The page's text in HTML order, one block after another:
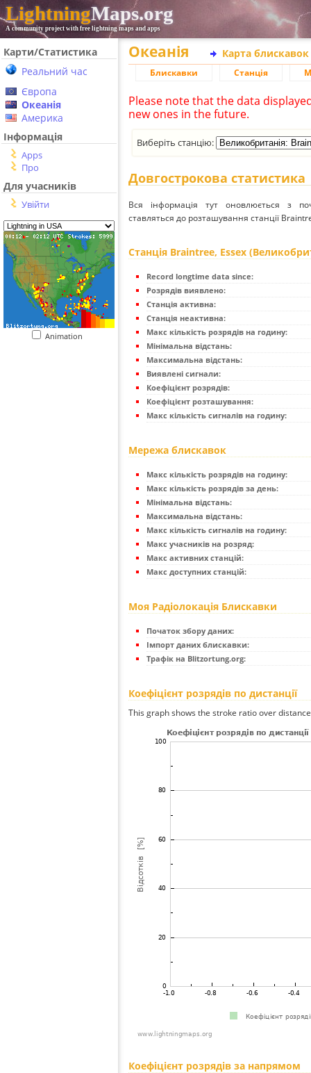
LightningMaps.org
A community project with free lightning maps and apps
Карти/Статистика
Реальний час
Європа
Океанія
Америка
Інформація
Apps
Про
Для учасників
Увійти
Animation
Океанія Карта
Блискавки Станція
Please note that the data
new ones in the future.
Виберіть станцію:
Довгострокова статистика
Вся інформація тут оновлюється з
ставляться до розташування станції
Станція Braintree, Essex
Record longtime data since:
Розрядів виявлено:
Станція активна:
Станція неактивна:
Макс кількість розрядів на годину:
Мінімальна відстань:
Максимальна відстань:
Виявлені сигнали:
Коефіцієнт розрядів:
Коефіцієнт розташування:
Макс кількість сигналів на годину:
Мережа блискавок
Макс кількість розрядів на годину:
Макс кількість розрядів за день:
Мінімальна відстань:
Максимальна відстань:
Макс кількість сигналів на годину:
Макс учасників на розряд:
Макс активних станцій:
Макс доступних станцій:
Моя Радіолокація Блискавки
Початок збору даних:
Імпорт даних блискавки:
Трафік на Blitzortung.org:
Коефіцієнт розрядів по дистанції
This graph shows the stroke ratio over
Коефіцієнт розрядів за напрямом